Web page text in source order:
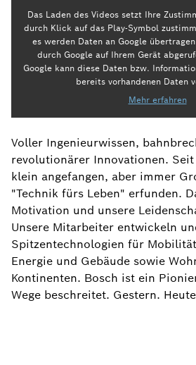
Das Laden des Videos setzt Ihre
durch Klick auf das Play-Symbol
es werden Daten an Google
durch Google auf Ihrem Gerät
Google kann diese Daten bzw.
bereits vorhandenen Daten
Mehr erfahren
Voller Ingenieurwissen,
revolutionärer Innovationen.
klein angefangen, aber immer
"Technik fürs Leben" erfunden.
Motivation und unsere
Unsere Mitarbeiter entwickeln
Spitzentechnologien für
Energie und Gebäude sowie
Kontinenten. Bosch ist ein
Wege beschreitet. Gestern.